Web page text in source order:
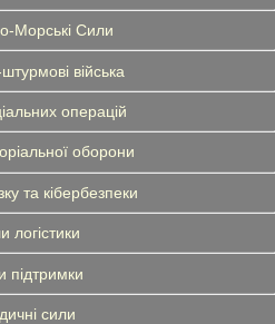
Морські Сили
війська
операцій
оборони
та кібербезпеки
логістики
підтримки
сили